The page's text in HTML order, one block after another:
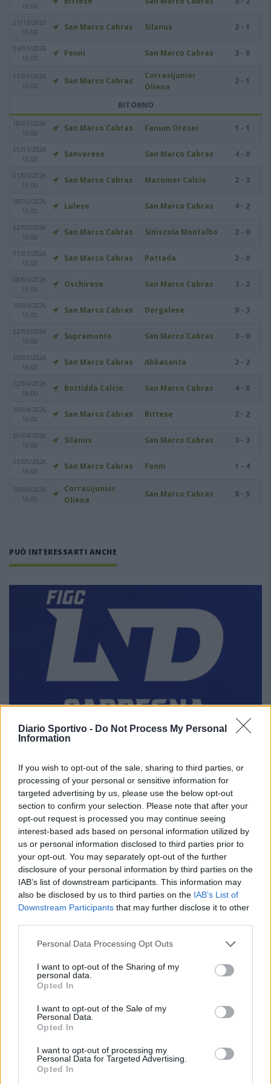
Diario Sportivo - Do Not Process My Personal
Information
If you wish to opt-out of the sale, sharing to third parties, or
processing of your personal or sensitive information for
targeted advertising by us, please use the below opt-out
section to confirm your selection. Please note that after your
opt-out request is processed you may continue seeing
interest-based ads based on personal information utilized by
us or personal information disclosed to third parties prior to
your opt-out. You may separately opt-out of the further
disclosure of your personal information by third parties on the
IAB’s list of downstream participants. This information may
also be disclosed by us to third parties on the IAB’s List of
Downstream Participants that may further disclose it to other
Personal Data Processing Opt Outs
I want to opt-out of the Sharing of my
personal data.
Opted In
I want to opt-out of the Sale of my
Personal Data.
Opted In
I want to opt-out of processing my
Personal Data for Targeted Advertising.
Opted In
15:00
21/12/2025
15:00
San Marco Cabras Silanus 2 - 1
04/01/2026
15:00
Fonni San Marco Cabras 3 - 0
11/01/2026
15:00
San Marco Cabras
Corrasijunior
Oliena
2 - 1
RITORNO
18/01/2026
15:00
San Marco Cabras Fanum Orosei 1 - 1
25/01/2026
15:00
Sanverese San Marco Cabras 4 - 0
01/02/2026
15:00
San Marco Cabras Macomer Calcio 2 - 3
08/02/2026
15:00
Lulese San Marco Cabras 4 - 2
22/02/2026
15:00
San Marco Cabras Siniscola Montalbo 2 - 0
01/03/2026
15:00
San Marco Cabras Pattada 2 - 0
08/03/2026
15:00
Oschirese San Marco Cabras 3 - 2
15/03/2026
15:00
San Marco Cabras Dorgalese 0 - 3
22/03/2026
15:00
Supramonte San Marco Cabras 3 - 0
29/03/2026
16:00
San Marco Cabras Abbasanta 2 - 2
12/04/2026
16:00
Bottidda Calcio San Marco Cabras 4 - 0
19/04/2026
16:00
San Marco Cabras Bittese 2 - 2
26/04/2026
16:00
Silanus San Marco Cabras 3 - 3
03/05/2026
16:00
San Marco Cabras Fonni 1 - 4
10/05/2026
16:00
Corrasijunior
Oliena
San Marco Cabras 8 - 5
PUÒ INTERESSARTI ANCHE
Definiti gli organici di Prima con l'aggiunta di Golfo
Aranci, La Salle e Ottava, in Seconda 8 ripescaggi
7 Ago 2026
Dopo aver definito gli organici dei primi due campionati regionali, con
il ripescaggio di Villacidrese e Usinese in Eccellenza e di Antiochense
e Fonni in Promozione (leggi qui), il Consiglio…
Il Tavolara si rinforza dall'Eccellenza: preso Malesa